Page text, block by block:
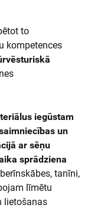
to
kompetences
iegūstam
un
ar sēņu
sprādziena
tanīni,
līmētu
lietošanas